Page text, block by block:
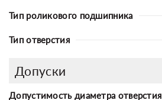
Тип роликового подшипника
Тип отверстия
Допуски
Допустимость диаметра отверстия